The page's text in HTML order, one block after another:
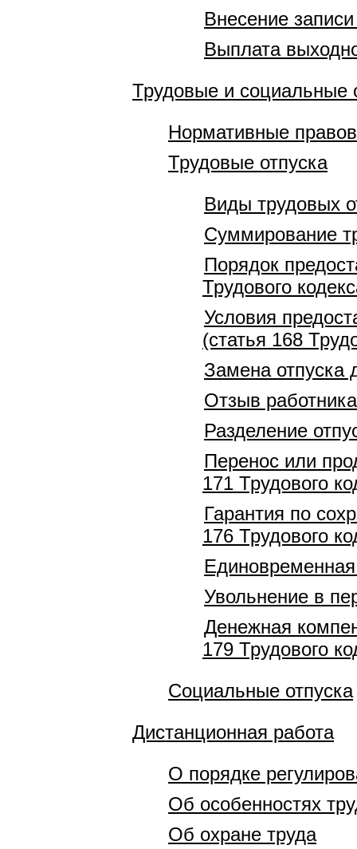
Внесение
Выплата
Трудовые и социальные
Нормативные
Трудовые отпуска
Виды трудовых
Суммирование
Порядок
Трудового
Условия
(статья 168
Замена отпуска
Отзыв
Разделение
Перенос или
171 Трудового
Гарантия по
176 Трудового
Единовременная
Увольнение в
Денежная
179 Трудового
Социальные отпуска
Дистанционная работа
О порядке
Об особенностях
Об охране труда